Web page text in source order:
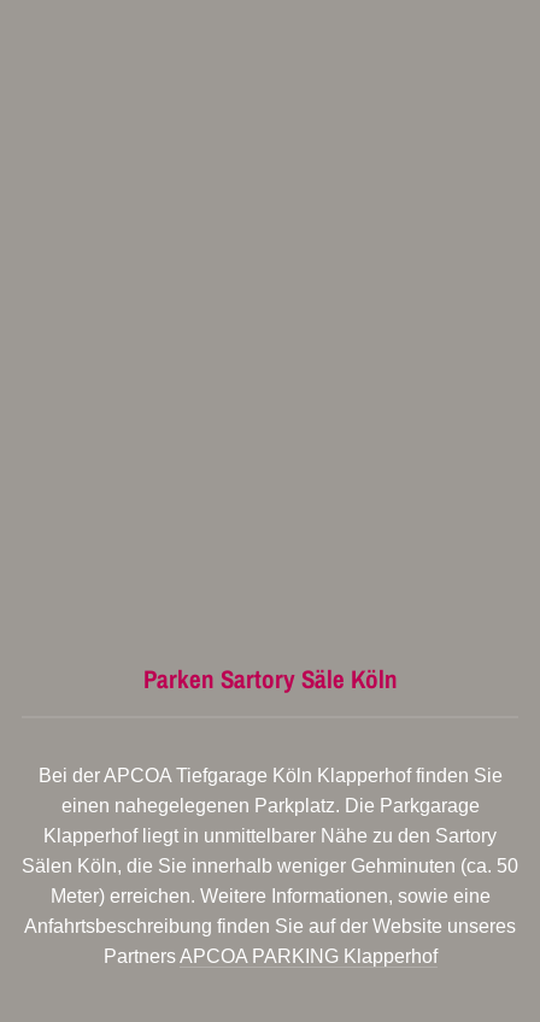
Parken Sartory Säle Köln
Bei der APCOA Tiefgarage Köln Klapperhof finden Sie
einen nahegelegenen Parkplatz. Die Parkgarage
Klapperhof liegt in unmittelbarer Nähe zu den Sartory
Sälen Köln, die Sie innerhalb weniger Gehminuten (ca. 50
Meter) erreichen. Weitere Informationen, sowie eine
Anfahrtsbeschreibung finden Sie auf der Website unseres
PartnersAPCOA PARKING Klapperhof